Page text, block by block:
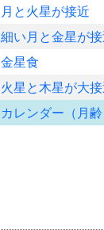
月と火星が接近
細い月と金星が
金星食
火星と木星が大
カレンダー（月齢